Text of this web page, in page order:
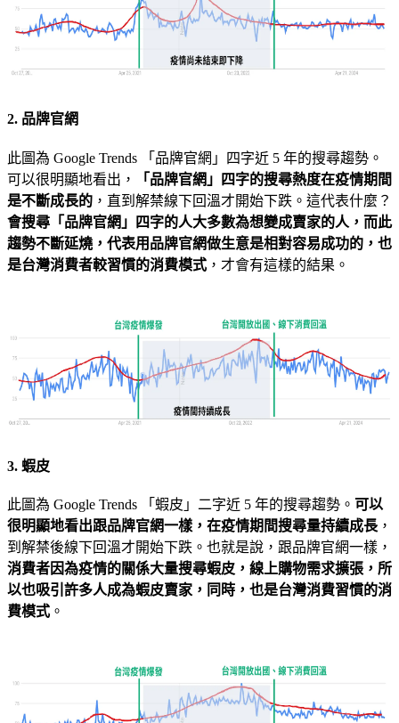
2. 品牌官網
此圖為 Google Trends 「品牌官網」四字近 5 年的搜尋趨勢。
可以很明顯地看出，
「品牌官網」四字的搜尋熱度在疫情期間
是不斷成長的 ，直到解禁線下回溫才開始下跌。這代表什麼？
會搜尋「品牌官網」四字的人大多數為想變成賣家的人，而此
趨勢不斷延燒，代表用品牌官網做生意是相對容易成功的，也
是台灣消費者較習慣的消費模式 ，才會有這樣的結果。
3. 蝦皮
此圖為 Google Trends 「蝦皮」二字近 5 年的搜尋趨勢。 可以
很明顯地看出跟品牌官網一樣，在疫情期間搜尋量持續成長 ，
到解禁後線下回溫才開始下跌。也就是說，跟品牌官網一樣，
消費者因為疫情的關係大量搜尋蝦皮，線上購物需求擴張，所
以也吸引許多人成為蝦皮賣家，同時，也是台灣消費習慣的消
費模式 。